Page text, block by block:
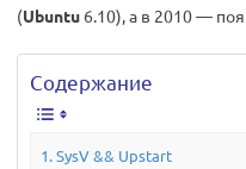
(Ubuntu 6.10), а в 2010 —
Содержание
SysV && Upstart